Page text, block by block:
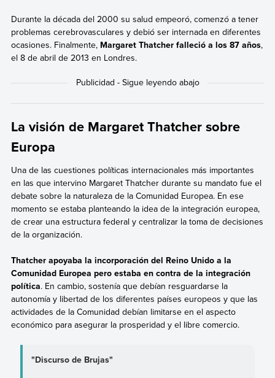
Durante la década del 2000 su salud empeoró, comenzó a tener
problemas cerebrovasculares y debió ser internada en diferentes
ocasiones. Finalmente, Margaret Thatcher falleció a los 87 años,
el 8 de abril de 2013 en Londres.
La visión de Margaret Thatcher sobre
Europa
Una de las cuestiones políticas internacionales más importantes
en las que intervino Margaret Thatcher durante su mandato fue el
debate sobre la naturaleza de la Comunidad Europea. En ese
momento se estaba planteando la idea de la integración europea,
de crear una estructura federal y centralizar la toma de decisiones
de la organización.
Thatcher apoyaba la incorporación del Reino Unido a la
Comunidad Europea pero estaba en contra de la integración
política. En cambio, sostenía que debían resguardarse la
autonomía y libertad de los diferentes países europeos y que las
actividades de la Comunidad debían limitarse en el aspecto
económico para asegurar la prosperidad y el libre comercio.
"Discurso de Brujas"